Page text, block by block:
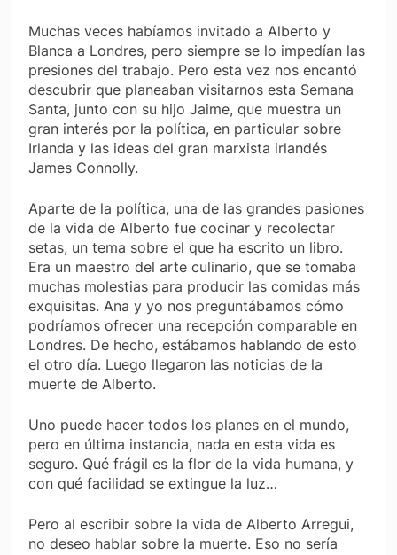
Muchas veces habíamos invitado a Alberto y
Blanca a Londres, pero siempre se lo impedían las
presiones del trabajo. Pero esta vez nos encantó
descubrir que planeaban visitarnos esta Semana
Santa, junto con su hijo Jaime, que muestra un
gran interés por la política, en particular sobre
Irlanda y las ideas del gran marxista irlandés
James Connolly.
Aparte de la política, una de las grandes pasiones
de la vida de Alberto fue cocinar y recolectar
setas, un tema sobre el que ha escrito un libro.
Era un maestro del arte culinario, que se tomaba
muchas molestias para producir las comidas más
exquisitas. Ana y yo nos preguntábamos cómo
podríamos ofrecer una recepción comparable en
Londres. De hecho, estábamos hablando de esto
el otro día. Luego llegaron las noticias de la
muerte de Alberto.
Uno puede hacer todos los planes en el mundo,
pero en última instancia, nada en esta vida es
seguro. Qué frágil es la flor de la vida humana, y
con qué facilidad se extingue la luz…
Pero al escribir sobre la vida de Alberto Arregui,
no deseo hablar sobre la muerte. Eso no sería